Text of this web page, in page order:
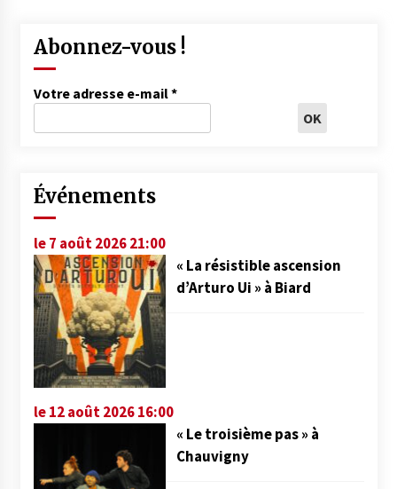
Abonnez-vous !
Votre adresse e-mail*
Événements
le 7 août 2026 21:00
« La résistible ascension
d’Arturo Ui » à Biard
le 12 août 2026 16:00
« Le troisième pas » à
Chauvigny